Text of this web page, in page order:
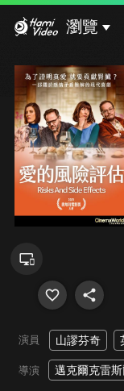
瀏覽
演員 山謬芬奇
導演 邁克爾克雷